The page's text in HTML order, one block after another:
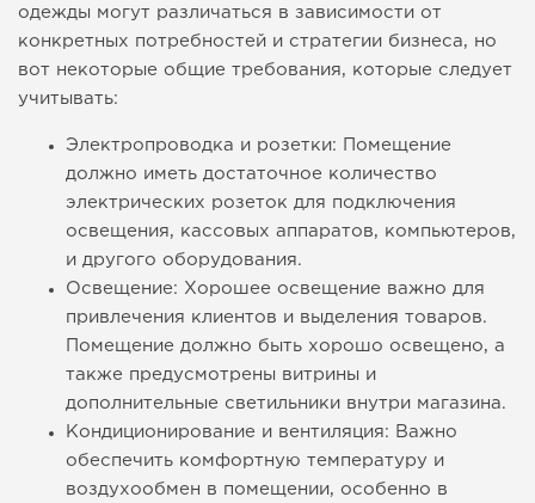
одежды могут различаться в зависимости от
конкретных потребностей и стратегии бизнеса, но
вот некоторые общие требования, которые следует
учитывать:
Электропроводка и розетки: Помещение
должно иметь достаточное количество
электрических розеток для подключения
освещения, кассовых аппаратов, компьютеров,
и другого оборудования.
Освещение: Хорошее освещение важно для
привлечения клиентов и выделения товаров.
Помещение должно быть хорошо освещено, а
также предусмотрены витрины и
дополнительные светильники внутри магазина.
Кондиционирование и вентиляция: Важно
обеспечить комфортную температуру и
воздухообмен в помещении, особенно в